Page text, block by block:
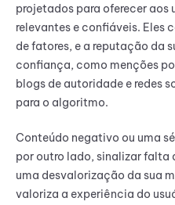
projetados para oferecer aos
relevantes e confiáveis. Eles
de fatores, e a reputação da
confiança, como menções
blogs de autoridade e redes
para o algoritmo.
Conteúdo negativo ou uma
por outro lado, sinalizar falta
uma desvalorização da sua
valoriza a experiência do